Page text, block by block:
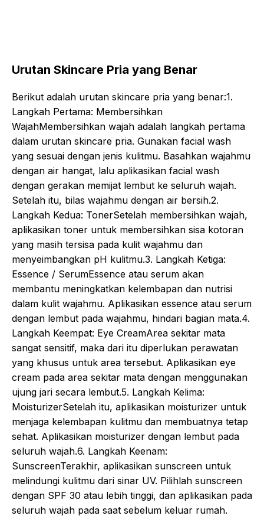
Urutan Skincare Pria yang Benar
Berikut adalah urutan skincare pria yang benar:1.
Langkah Pertama: Membersihkan
WajahMembersihkan wajah adalah langkah pertama
dalam urutan skincare pria. Gunakan facial wash
yang sesuai dengan jenis kulitmu. Basahkan wajahmu
dengan air hangat, lalu aplikasikan facial wash
dengan gerakan memijat lembut ke seluruh wajah.
Setelah itu, bilas wajahmu dengan air bersih.2.
Langkah Kedua: TonerSetelah membersihkan wajah,
aplikasikan toner untuk membersihkan sisa kotoran
yang masih tersisa pada kulit wajahmu dan
menyeimbangkan pH kulitmu.3. Langkah Ketiga:
Essence / SerumEssence atau serum akan
membantu meningkatkan kelembapan dan nutrisi
dalam kulit wajahmu. Aplikasikan essence atau serum
dengan lembut pada wajahmu, hindari bagian mata.4.
Langkah Keempat: Eye CreamArea sekitar mata
sangat sensitif, maka dari itu diperlukan perawatan
yang khusus untuk area tersebut. Aplikasikan eye
cream pada area sekitar mata dengan menggunakan
ujung jari secara lembut.5. Langkah Kelima:
MoisturizerSetelah itu, aplikasikan moisturizer untuk
menjaga kelembapan kulitmu dan membuatnya tetap
sehat. Aplikasikan moisturizer dengan lembut pada
seluruh wajah.6. Langkah Keenam:
SunscreenTerakhir, aplikasikan sunscreen untuk
melindungi kulitmu dari sinar UV. Pilihlah sunscreen
dengan SPF 30 atau lebih tinggi, dan aplikasikan pada
seluruh wajah pada saat sebelum keluar rumah.